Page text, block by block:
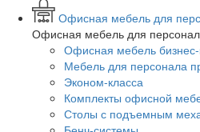
Офисная мебель для
Офисная мебель для
Офисная мебель бизнес-
Мебель для персонала
Эконом-класса
Комплекты офисной
Столы с подъемным